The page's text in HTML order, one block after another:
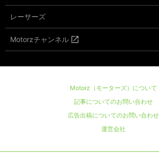
レーサーズ
Motorzチャンネル
Motorz（モーターズ）について
記事についてのお問い合わせ
広告出稿についてのお問い合わせ
運営会社